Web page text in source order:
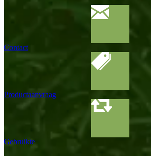
Contact
Productaanvraag
Gebruikte